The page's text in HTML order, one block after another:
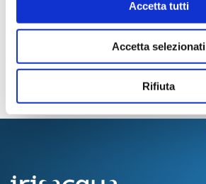
Accetta tutti
Accetta selezionati
Rifiuta